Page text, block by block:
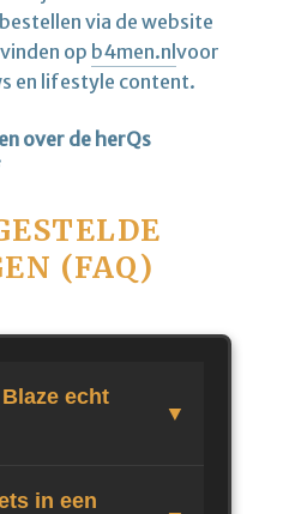
via de website
op b4men.nlvoor
en lifestyle content.
over de herQs
(FAQ)
echt
in een